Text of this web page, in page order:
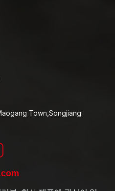
Town,Songjiang